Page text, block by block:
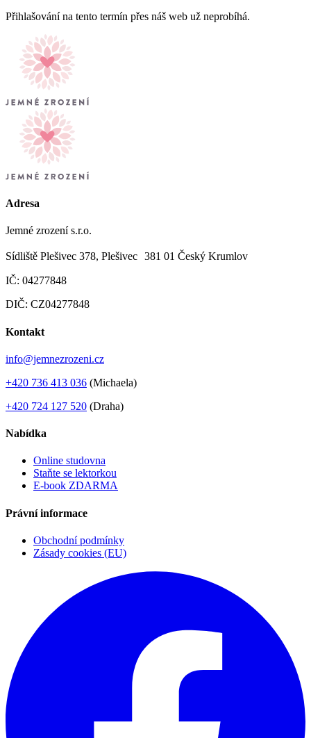
Přihlašování na tento termín přes náš web už neprobíhá.
Adresa
Jemné zrození s.r.o.
Sídliště Plešivec 378, Plešivec 381 01 Český Krumlov
IČ: 04277848
DIČ: CZ04277848
Kontakt
info@jemnezrozeni.cz
+420 736 413 036 (Michaela)
+420 724 127 520 (Draha)
Nabídka
Online studovna
Staňte se lektorkou
E-book ZDARMA
Právní informace
Obchodní podmínky
Zásady cookies (EU)